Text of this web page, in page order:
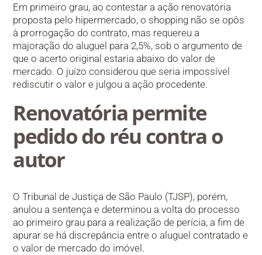
Em primeiro grau, ao contestar a ação renovatória
proposta pelo hipermercado, o shopping não se opôs
à prorrogação do contrato, mas requereu a
majoração do aluguel para 2,5%, sob o argumento de
que o acerto original estaria abaixo do valor de
mercado. O juízo considerou que seria impossível
rediscutir o valor e julgou a ação procedente.
Renovatória permite
pedido do réu contra o
autor
O Tribunal de Justiça de São Paulo (TJSP), porém,
anulou a sentença e determinou a volta do processo
ao primeiro grau para a realização de perícia, a fim de
apurar se há discrepância entre o aluguel contratado e
o valor de mercado do imóvel.